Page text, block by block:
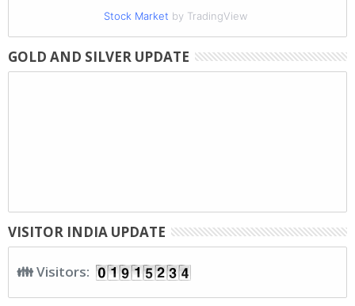
Stock Market by TradingView
GOLD AND SILVER UPDATE
VISITOR INDIA UPDATE
👪 Visitors: